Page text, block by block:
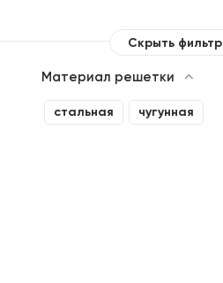
Скрыть фильтр
Материал решетки
стальная чугунная